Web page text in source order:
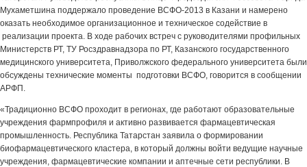
Мухаметшина поддержало проведение ВСФО-2013 в Казани и намерено
оказать необходимое организационное и техническое содействие в
реализации проекта. В ходе рабочих встреч с руководителями профильных
Министерств РТ, ТУ Росздравнадзора по РТ, Казанского государственного
медицинского университета, Приволжского федерального университета были
обсуждены технические моменты подготовки ВСФО, говорится в сообщении
АРФП.
«Традиционно ВСФО проходит в регионах, где работают образовательные
учреждения фармпрофиля и активно развивается фармацевтическая
промышленность. Республика Татарстан заявила о формировании
биофармацевтического кластера, в который должны войти ведущие научные
учреждения, фармацевтические компании и аптечные сети республики. В